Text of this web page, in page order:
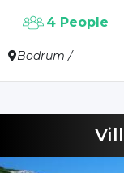
Bodrum /
4 People